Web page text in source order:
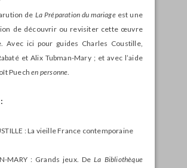
de La Préparation du mariageest une
de découvrir ou revisiter cette œuvre
Avec ici pour guides Charles Coustille,
et Alix Tubman-Mary ; et avec l’aide
Puechen personne
: La vieille France contemporaine
MARY : Grands jeux. DeLa Bibliothèque